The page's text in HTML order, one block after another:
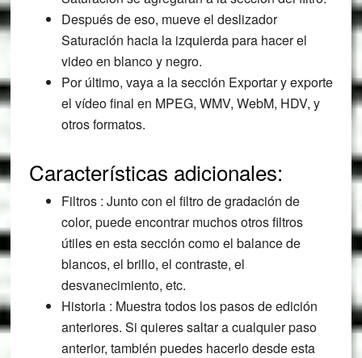
Después de eso, mueve el deslizador
Saturación hacia la izquierda para hacer el
video en blanco y negro.
Por último, vaya a la sección Exportar y exporte
el vídeo final en MPEG, WMV, WebM, HDV, y
otros formatos.
Características adicionales:
Filtros : Junto con el filtro de gradación de
color, puede encontrar muchos otros filtros
útiles en esta sección como el balance de
blancos, el brillo, el contraste, el
desvanecimiento, etc.
Historia : Muestra todos los pasos de edición
anteriores. Si quieres saltar a cualquier paso
anterior, también puedes hacerlo desde esta